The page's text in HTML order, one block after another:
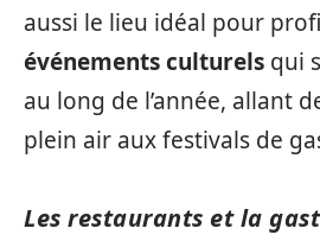
aussi le lieu idéal pour
événements culturels qui
au long de l’année, allant
plein air aux festivals de
Les restaurants et la